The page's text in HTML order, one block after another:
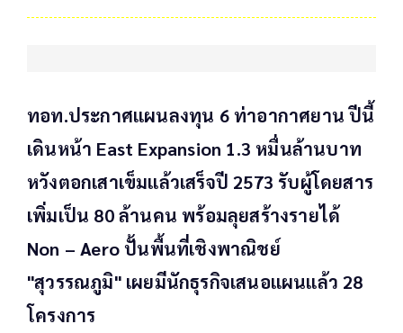
ทอท.ประกาศแผนลงทุน 6 ท่าอากาศยาน ปีนี้
เดินหน้า East Expansion 1.3 หมื่นล้านบาท
หวังตอกเสาเข็มแล้วเสร็จปี 2573 รับผู้โดยสาร
เพิ่มเป็น 80 ล้านคน พร้อมลุยสร้างรายได้
Non – Aero ปั้นพื้นที่เชิงพาณิชย์
"สุวรรณภูมิ" เผยมีนักธุรกิจเสนอแผนแล้ว 28
โครงการ